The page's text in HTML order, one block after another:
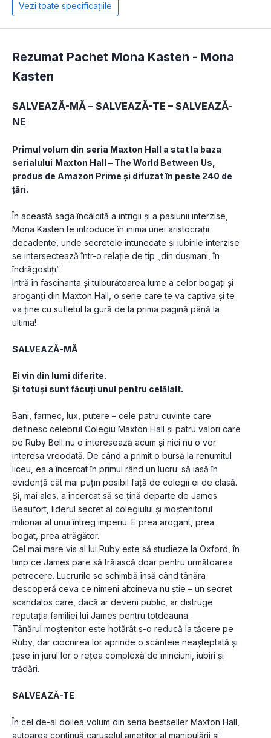
Vezi toate specificațiile
Rezumat Pachet Mona Kasten - Mona
Kasten
SALVEAZĂ-MĂ – SALVEAZĂ-TE – SALVEAZĂ-
NE
Primul volum din seria Maxton Hall a stat la baza
serialului Maxton Hall – The World Between Us,
produs de Amazon Prime și difuzat în peste 240 de
țări.
În această saga încâlcită a intrigii și a pasiunii interzise,
Mona Kasten te introduce în inima unei aristocrații
decadente, unde secretele întunecate și iubirile interzise
se intersectează într-o relație de tip „din dușmani, în
îndrăgostiți”.
Intră în fascinanta și tulburătoarea lume a celor bogați și
aroganți din Maxton Hall, o serie care te va captiva și te
va ține cu sufletul la gură de la prima pagină până la
ultima!
SALVEAZĂ-MĂ
Ei vin din lumi diferite.
Și totuși sunt făcuți unul pentru celălalt.
Bani, farmec, lux, putere – cele patru cuvinte care
definesc celebrul Colegiu Maxton Hall și patru valori care
pe Ruby Bell nu o interesează acum și nici nu o vor
interesa vreodată. De când a primit o bursă la renumitul
liceu, ea a încercat în primul rând un lucru: să iasă în
evidență cât mai puțin posibil față de colegii ei de clasă.
Și, mai ales, a încercat să se țină departe de James
Beaufort, liderul secret al colegiului și moștenitorul
milionar al unui întreg imperiu. E prea arogant, prea
bogat, prea atrăgător.
Cel mai mare vis al lui Ruby este să studieze la Oxford, în
timp ce James pare să trăiască doar pentru următoarea
petrecere. Lucrurile se schimbă însă când tânăra
descoperă ceva ce nimeni altcineva nu știe – un secret
scandalos care, dacă ar deveni public, ar distruge
reputația familiei lui James pentru totdeauna.
Tânărul moștenitor este hotărât s-o reducă la tăcere pe
Ruby, dar ciocnirea lor aprinde o scânteie neașteptată și
țese în jurul lor o rețea complexă de minciuni, iubiri și
trădări.
SALVEAZĂ-TE
În cel de-al doilea volum din seria bestseller Maxton Hall,
autoarea continuă caruselul amețitor al manipulării și